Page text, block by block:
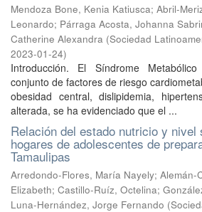
Mendoza Bone, Kenia Katiusca; Abril-
Leonardo; Párraga Acosta, Johanna
Catherine Alexandra (Sociedad
2023-01-24)
Introducción. El Síndrome
conjunto de factores de riesgo
obesidad central, dislipidemia,
alterada, se ha evidenciado que el ...
Relación del estado nutricio y nivel
hogares de adolescentes de
Tamaulipas
Arredondo-Flores, María Nayely; Alemán-
Elizabeth; Castillo-Ruíz, Octelina;
Luna-Hernández, Jorge Fernando (